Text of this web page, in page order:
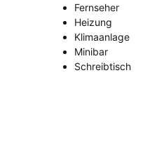
Fernseher
Heizung
Klimaanlage
Minibar
Schreibtisch